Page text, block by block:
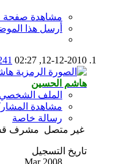
مشاهدة صفحة
أرسل هذا
12-12-2010,
02:27 PM
هاشم الحسين
الملف الشخصي
مشاهدة
رسالة خاصة
غير متصل مشرف
تاريخ التسجيل
Mar 2008